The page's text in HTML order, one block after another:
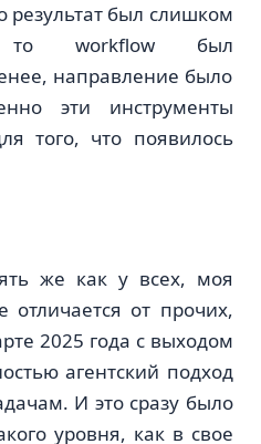
результат был слишком
то workflow был
направление было
эти инструменты
того, что появилось
же как у всех, моя
отличается от прочих,
2025 года с выходом
агентский подход
И это сразу было
уровня, как в свое